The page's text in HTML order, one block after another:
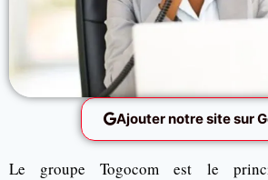
Ajouter notre site sur
Le groupe Togocom est le